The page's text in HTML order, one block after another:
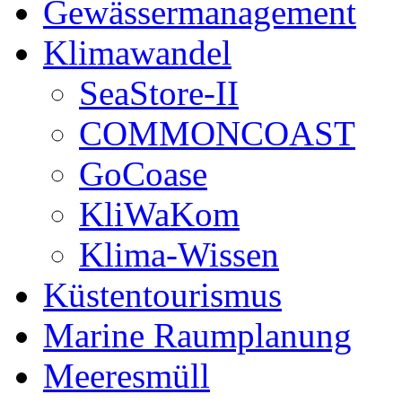
Gewässermanagement
Klimawandel
SeaStore-II
COMMONCOAST
GoCoase
KliWaKom
Klima-Wissen
Küstentourismus
Marine Raumplanung
Meeresmüll